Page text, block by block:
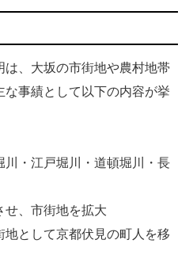
、大坂の市街地や農村地帯
事績として以下の内容が挙
川・江戸堀川・道頓堀川・長
せ、市街地を拡大
地として京都伏見の町人を移